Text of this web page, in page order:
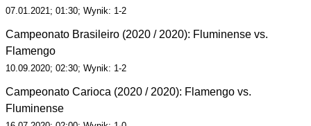
07.01.2021; 01:30; Wynik: 1-2
Campeonato Brasileiro (2020 / 2020): Fluminense vs.
Flamengo
10.09.2020; 02:30; Wynik: 1-2
Campeonato Carioca (2020 / 2020): Flamengo vs.
Fluminense